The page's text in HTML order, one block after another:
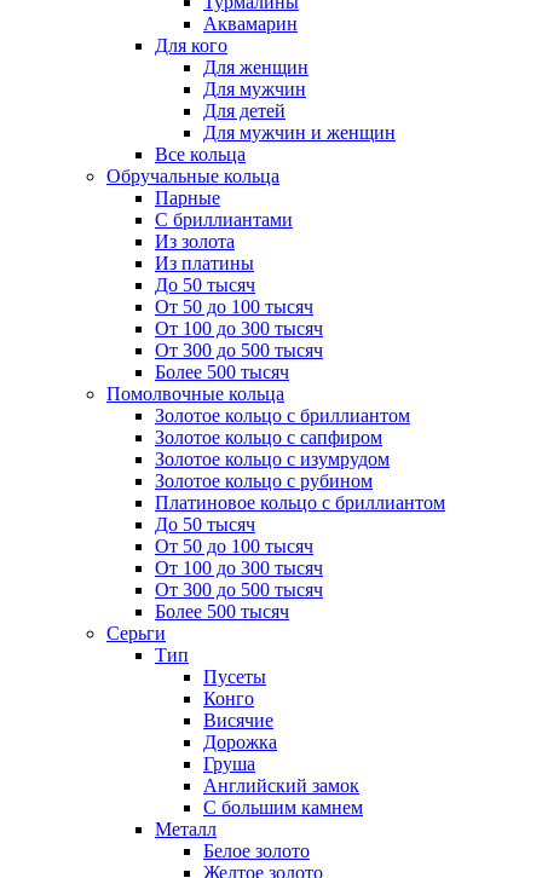
Аквамарин
Для кого
Для женщин
Для мужчин
Для детей
Для мужчин и женщин
Все кольца
Обручальные кольца
Парные
С бриллиантами
Из золота
Из платины
До 50 тысяч
От 50 до 100 тысяч
От 100 до 300 тысяч
От 300 до 500 тысяч
Более 500 тысяч
Помолвочные кольца
Золотое кольцо с бриллиантом
Золотое кольцо с сапфиром
Золотое кольцо с изумрудом
Золотое кольцо с рубином
Платиновое кольцо с бриллиантом
До 50 тысяч
От 50 до 100 тысяч
От 100 до 300 тысяч
От 300 до 500 тысяч
Более 500 тысяч
Серьги
Тип
Пусеты
Конго
Висячие
Дорожка
Груша
Английский замок
С большим камнем
Металл
Белое золото
Желтое золото